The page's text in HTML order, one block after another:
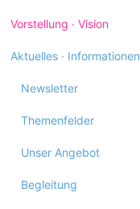
überspringen
Vorstellung ∙ Vision
Aktuelles ∙ Informationen
Newsletter
Themenfelder
Unser Angebot
Begleitung